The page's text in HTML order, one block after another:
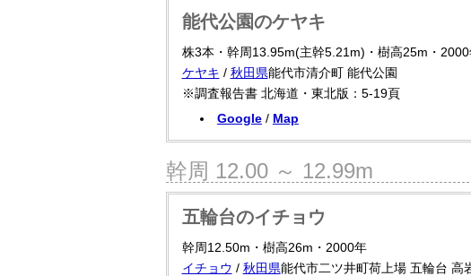
能代公園のケヤキ
株3本・幹周13.95m(主幹5.21m)・樹高25m・2000
ケヤキ / 秋田県能代市清介町 能代公園
※調査報告書 北海道・東北版：5-19頁
Google/ Map
幹周 12.00 ～ 12.99m
五輪台のイチョウ
幹周12.50m・樹高26m・2000年
イチョウ / 秋田県能代市二ツ井町荷上場 五輪台 高